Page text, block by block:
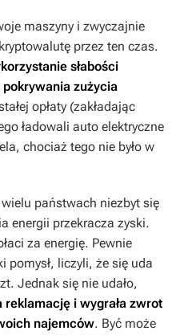
maszyny i zwyczajnie
przez ten czas.
słabości
zużycia
opłaty (zakładając
ładowali auto elektryczne
chociaż tego nie było w
państwach niezbyt się
energii przekracza zyski.
za energię. Pewnie
pomysł, liczyli, że się uda
Jednak się nie udało,
reklamację i wygrała zwrot
najemców. Być może